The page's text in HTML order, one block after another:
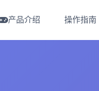
产品介绍 操作指南